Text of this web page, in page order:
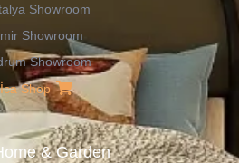
Showroom
Showroom
Showroom
İca Shop
& Garden